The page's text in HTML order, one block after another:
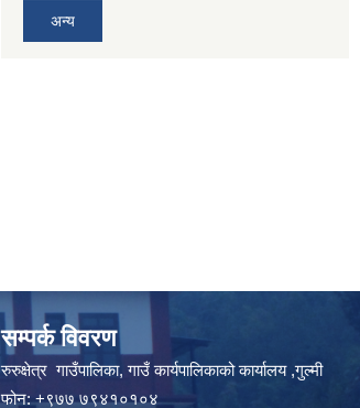
अन्य
सम्पर्क विवरण
रुरुक्षेत्र गाउँपालिका, गाउँ कार्यपालिकाको कार्यालय ,गुल्मी
फोन: +९७७ ७९४१०१०४